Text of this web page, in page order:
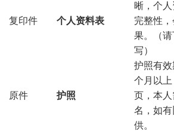
复印件 个人资料表
晰，个
完整性
果。（
写）
原件 护照
护照有
个月以
页，本
名，如
供。